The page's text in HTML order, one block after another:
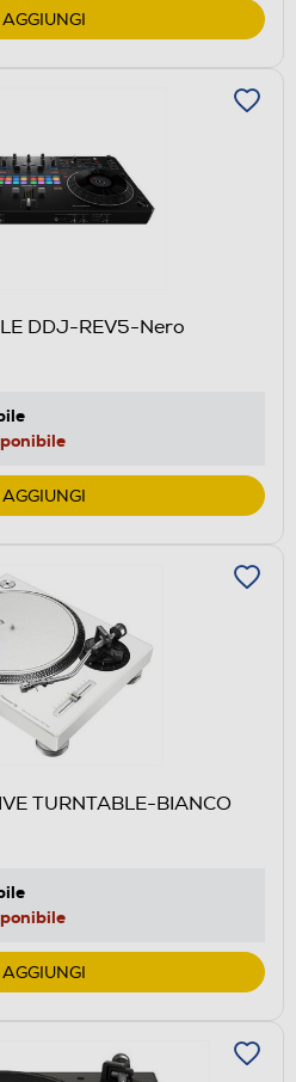
AGGIUNGI
DDJ-REV5-Nero
AGGIUNGI
TURNTABLE-BIANCO
AGGIUNGI